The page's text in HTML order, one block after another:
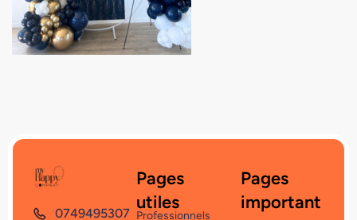
0749495307
Pages
utiles
Professionnels
Pages
important